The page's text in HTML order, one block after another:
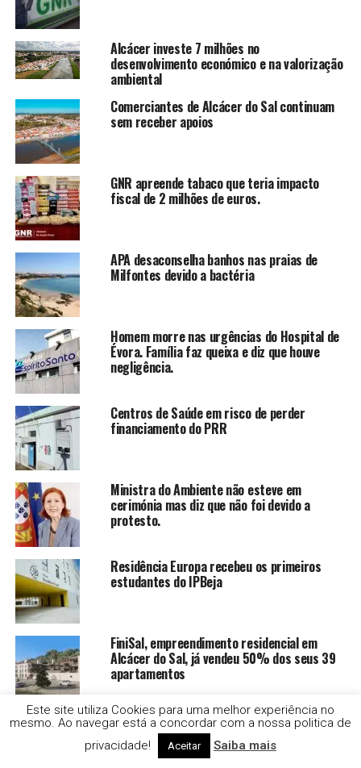
Alcácer investe 7 milhões no
desenvolvimento económico e na valorização
ambiental
Comerciantes de Alcácer do Sal continuam
sem receber apoios
GNR apreende tabaco que teria impacto
fiscal de 2 milhões de euros.
APA desaconselha banhos nas praias de
Milfontes devido a bactéria
Homem morre nas urgências do Hospital de
Évora. Família faz queixa e diz que houve
negligência.
Centros de Saúde em risco de perder
financiamento do PRR
Ministra do Ambiente não esteve em
cerimónia mas diz que não foi devido a
protesto.
Residência Europa recebeu os primeiros
estudantes do IPBeja
FiniSal, empreendimento residencial em
Alcácer do Sal, já vendeu 50% dos seus 39
apartamentos
Alentejo Litoral ultrapassa Algarve e torna-
se o destino preferido dos portugueses nas
férias de verão
Este site utiliza Cookies para uma melhor experiência no
mesmo. Ao navegar está a concordar com a nossa politica de
privacidade!
Aceitar Saiba mais